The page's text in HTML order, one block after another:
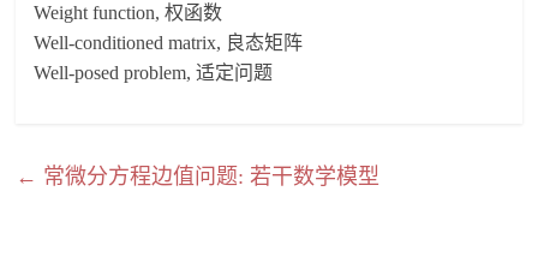
Weight function, 权函数
Well-conditioned matrix, 良态矩阵
Well-posed problem, 适定问题
← 常微分方程边值问题: 若干数学模型